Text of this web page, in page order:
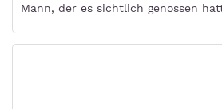
Mann, der es sichtlich genossen